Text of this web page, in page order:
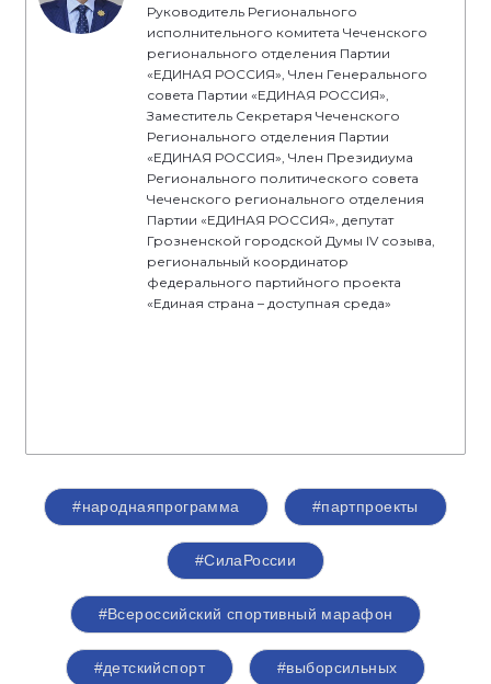
Руководитель Регионального
исполнительного комитета Чеченского
регионального отделения Партии
«ЕДИНАЯ РОССИЯ», Член Генерального
совета Партии «ЕДИНАЯ РОССИЯ»,
Заместитель Секретаря Чеченского
Регионального отделения Партии
«ЕДИНАЯ РОССИЯ», Член Президиума
Регионального политического совета
Чеченского регионального отделения
Партии «ЕДИНАЯ РОССИЯ», депутат
Грозненской городской Думы IV созыва,
региональный координатор
федерального партийного проекта
«Единая страна – доступная среда»
#народнаяпрограмма #партпроекты
#СилаРоссии
#Всероссийский спортивный марафон
#детскийспорт #выборсильных